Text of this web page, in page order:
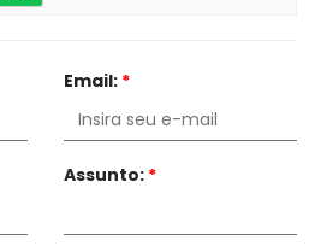
Email: *
Assunto: *